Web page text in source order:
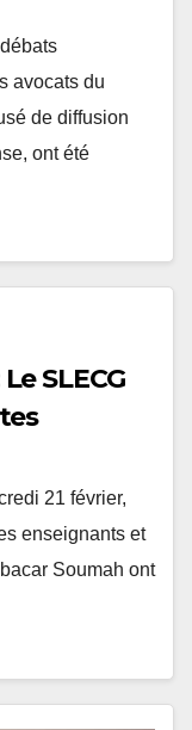
avocats du
de diffusion
ont été
SLECG
21 février,
enseignants et
Soumah ont